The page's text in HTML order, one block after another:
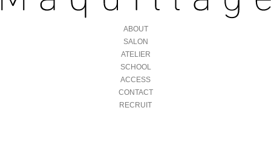
ABOUT
SALON
ATELIER
SCHOOL
ACCESS
CONTACT
RECRUIT